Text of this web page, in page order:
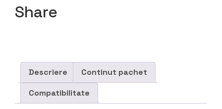
Share
Descriere
Continut pachet
Compatibilitate